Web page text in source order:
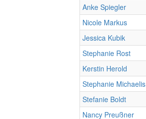
Anke Spiegler
Nicole Markus
Jessica Kubik
Stephanie Rost
Kerstin Herold
Stephanie Michaelis
Stefanie Boldt
Nancy Preußner